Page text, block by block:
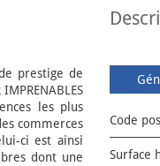
prestige de
les plus
commerces
ci est ainsi
dont une
Code
Surface